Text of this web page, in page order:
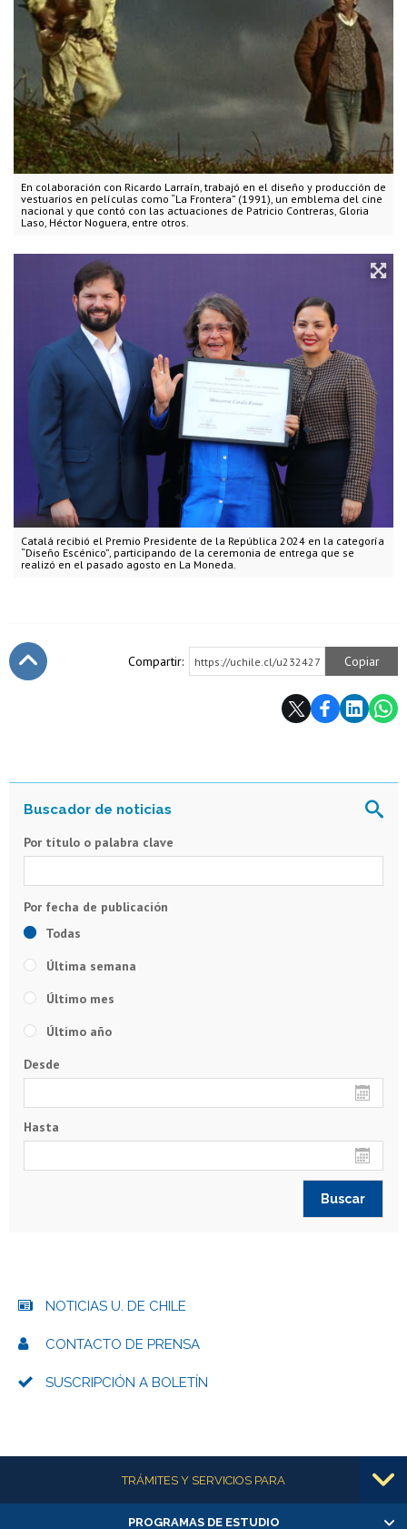
En colaboración con Ricardo Larraín, trabajó en el diseño y producción de
vestuarios en películas como “La Frontera” (1991), un emblema del cine
nacional y que contó con las actuaciones de Patricio Contreras, Gloria
Laso, Héctor Noguera, entre otros.
Catalá recibió el Premio Presidente de la República 2024 en la categoría
“Diseño Escénico”, participando de la ceremonia de entrega que se
realizó en el pasado agosto en La Moneda.
Compartir: https://uchile.cl/u232427 Copiar
Por título o palabra clave
Todas
Última semana
Último mes
Último año
Desde
Hasta
NOTICIAS U. DE CHILE
CONTACTO DE PRENSA
SUSCRIPCIÓN A BOLETÍN
Más informaciónTRÁMITES Y SERVICIOS PARA
PROGRAMAS DE ESTUDIO